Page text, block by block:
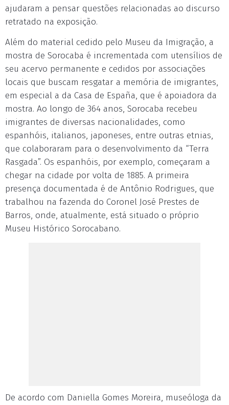
ajudaram a pensar questões relacionadas ao discurso
retratado na exposição.
Além do material cedido pelo Museu da Imigração, a
mostra de Sorocaba é incrementada com utensílios de
seu acervo permanente e cedidos por associações
locais que buscam resgatar a memória de imigrantes,
em especial a da Casa de España, que é apoiadora da
mostra. Ao longo de 364 anos, Sorocaba recebeu
imigrantes de diversas nacionalidades, como
espanhóis, italianos, japoneses, entre outras etnias,
que colaboraram para o desenvolvimento da “Terra
Rasgada”. Os espanhóis, por exemplo, começaram a
chegar na cidade por volta de 1885. A primeira
presença documentada é de Antônio Rodrigues, que
trabalhou na fazenda do Coronel José Prestes de
Barros, onde, atualmente, está situado o próprio
Museu Histórico Sorocabano.
De acordo com Daniella Gomes Moreira, museóloga da